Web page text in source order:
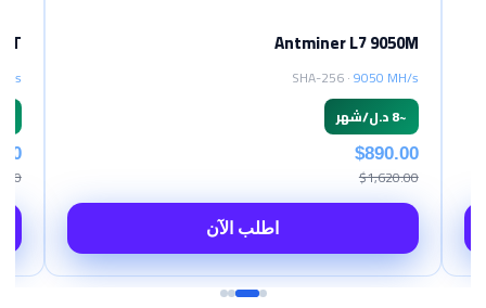
Antminer L7 9050M
SHA-256 ·9050 MH/s
~8 د.ل/شهر
$890.00
$1,620.00
اطلب الآن